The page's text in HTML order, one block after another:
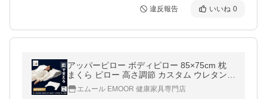
違反報告 いいね 0
アッパーピロー ボディピロー 85×75cm 枕
まくら ピロー 高さ調節 カスタム ウレタン
洗える 体圧分散 傾斜 フィット 肩こり 首こ
り 腰痛 白 送料無料 エムール
エムール EMOOR 健康家具専門店